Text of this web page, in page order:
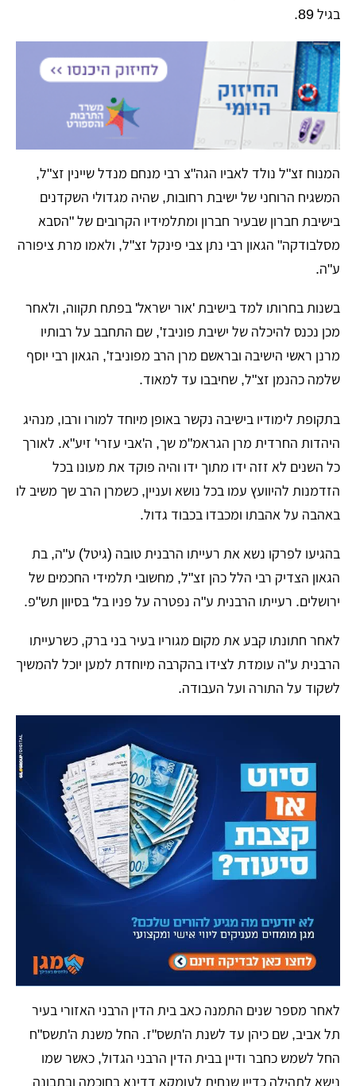
בגיל 89.
המנוח זצ"ל נולד לאביו הגה"צ רבי מנחם מנדל שיינין זצ"ל,
המשגיח הרוחני של ישיבת רחובות, שהיה מגדולי השקדנים
בישיבת חברון שבעיר חברון ומתלמידיו הקרובים של "הסבא
מסלבודקה" הגאון רבי נתן צבי פינקל זצ"ל, ולאמו מרת ציפורה
ע"ה.
בשנות בחרותו למד בישיבת 'אור ישראל' בפתח תקווה, ולאחר
מכן נכנס להיכלה של ישיבת פוניבז', שם התחבב על רבותיו
מרנן ראשי הישיבה ובראשם מרן הרב מפוניבז', הגאון רבי יוסף
שלמה כהנמן זצ"ל, שחיבבו עד למאוד.
בתקופת לימודיו בישיבה נקשר באופן מיוחד למורו ורבו, מנהיג
היהדות החרדית מרן הגראמ"מ שך, ה'אבי עזרי' זיע"א. לאורך
כל השנים לא זזה ידו מתוך ידו והיה פוקד את מעונו בכל
הזדמנות להיוועץ עמו בכל נושא ועניין, כשמרן הרב שך משיב לו
באהבה על אהבתו ומכבדו בכבוד גדול.
בהגיעו לפרקו נשא את רעייתו הרבנית טובה (גיטל) ע"ה, בת
הגאון הצדיק רבי הלל כהן זצ"ל, מחשובי תלמידי החכמים של
ירושלים. רעייתו הרבנית ע"ה נפטרה על פניו בל' בסיוון תש"פ.
לאחר חתונתו קבע את מקום מגוריו בעיר בני ברק, כשרעייתו
הרבנית ע"ה עומדת לצידו בהקרבה מיוחדת למען יוכל להמשיך
לשקוד על התורה ועל העבודה.
לאחר מספר שנים התמנה כאב בית הדין הרבני האזורי בעיר
תל אביב, שם כיהן עד לשנת ה'תשס"ז. החל משנת ה'תשס"ח
החל לשמש כחבר ודיין בבית הדין הרבני הגדול, כאשר שמו
נישא לתהילה כדיין שנחית לעומקא דדינא בחוכמה ובתבונה